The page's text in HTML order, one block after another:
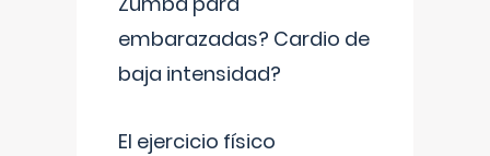
embarazadas? Cardio de
baja intensidad?
El ejercicio físico